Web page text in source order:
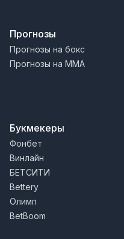
Прогнозы
Прогнозы на бокс
Прогнозы на MMA
Букмекеры
Фонбет
Винлайн
БЕТСИТИ
Bettery
Олимп
BetBoom